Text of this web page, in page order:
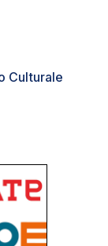
Culturale